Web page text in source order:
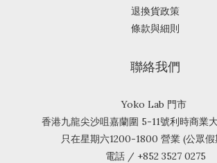
退換貨政策
條款與細則
聯絡我們
Yoko Lab 門市
香港九龍尖沙咀嘉蘭圍 5-11號利時商業
只在星期六1200-1800 營業 (公眾假
電話 / +852 3527 0275